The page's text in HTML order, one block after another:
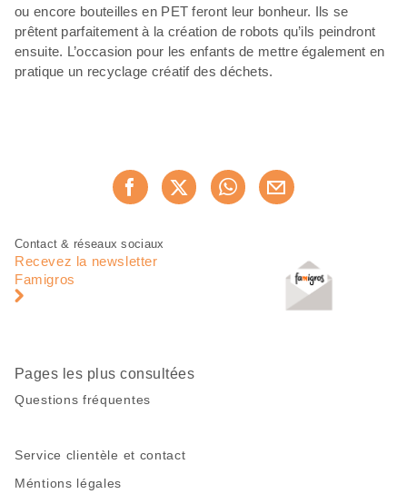
ou encore bouteilles en PET feront leur bonheur. Ils se
prêtent parfaitement à la création de robots qu’ils peindront
ensuite. L’occasion pour les enfants de mettre également en
pratique un recyclage créatif des déchets.
Recommander maintenant
Pied
page
Navigation
pied
Contact & réseaux sociaux
Recevez la newsletter
Famigros
Pages les plus consultées
Questions fréquentes
Service clientèle et contact
Méntions légales